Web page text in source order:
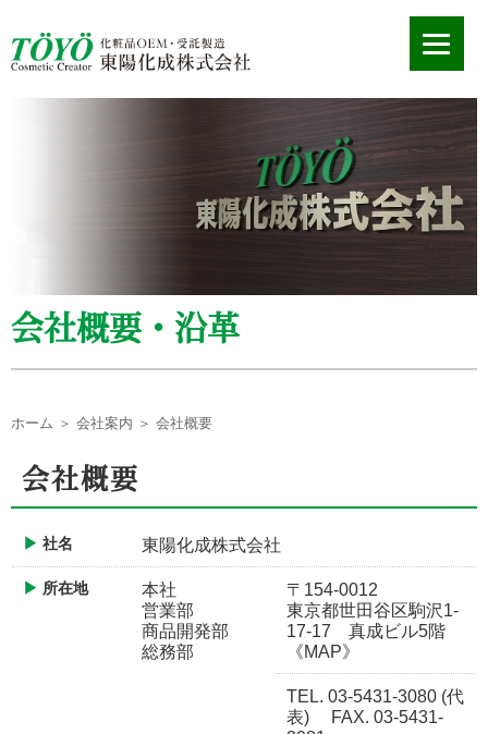
会社概要・沿革
ホーム ＞ 会社案内 ＞ 会社概要
会社概要
社名 東陽化成株式会社
所在地
本社
営業部
商品開発部
総務部
〒154-0012
東京都世田谷区駒沢1-
17-17 真成ビル5階
《MAP》
TEL. 03-5431-3080 (代
表) FAX. 03-5431-